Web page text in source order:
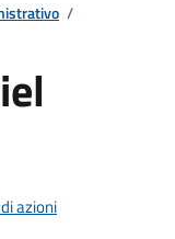
/
azioni